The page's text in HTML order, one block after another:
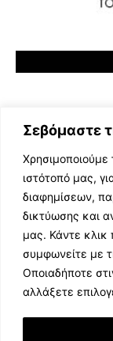
Σεβόμαστε
ιστότοπό μας,
διαφημίσεων,
δικτύωσης και
μας. Κάντε κλικ
συμφωνείτε με
Οποιαδήποτε
αλλάξετε
ΕΛΛΗΝΙΚΗ
TV SHOWS
EVENTS
ΘΕΑΤΡΟ
ΔΙΑΓΩΝΙΣΜΟΙ
STOA CULTURA